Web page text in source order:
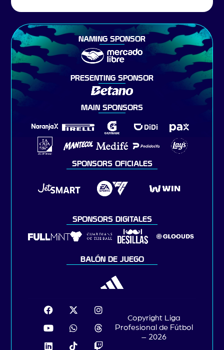
NAMING SPONSOR
PRESENTING SPONSOR
MAIN SPONSORS
SPONSORS OFICIALES
SPONSORS DIGITALES
BALÓN DE JUEGO
Copyright Liga
Profesional de Fútbol
– 2026